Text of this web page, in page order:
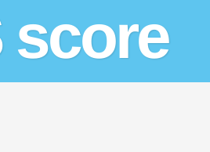
score